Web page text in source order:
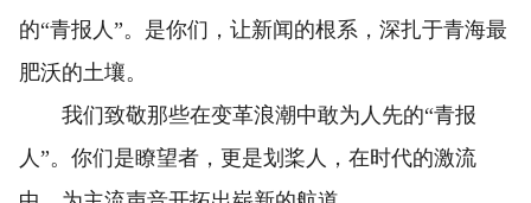
的“青报人”。是你们，让新闻的根系，深扎于青海最
肥沃的土壤。
我们致敬那些在变革浪潮中敢为人先的“青报
人”。你们是瞭望者，更是划桨人，在时代的激流